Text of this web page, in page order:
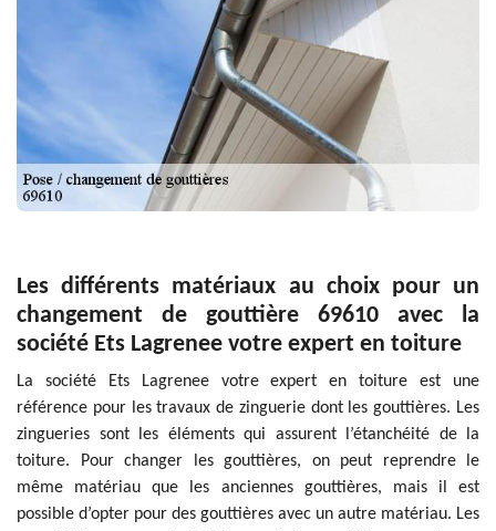
Les différents matériaux au choix pour un
changement de gouttière 69610 avec la
société Ets Lagrenee votre expert en toiture
La société Ets Lagrenee votre expert en toiture est une
référence pour les travaux de zinguerie dont les gouttières. Les
zingueries sont les éléments qui assurent l’étanchéité de la
toiture. Pour changer les gouttières, on peut reprendre le
même matériau que les anciennes gouttières, mais il est
possible d’opter pour des gouttières avec un autre matériau. Les